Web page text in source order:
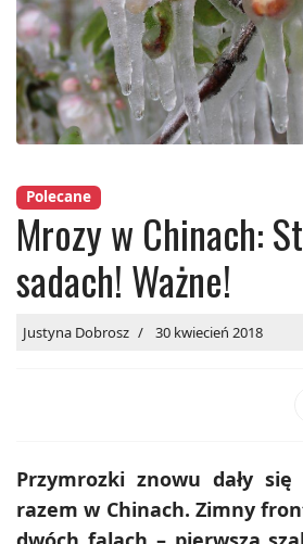
Polecane
Mrozy w Chinach:
sadach! Ważne!
Justyna Dobrosz 30 kwiecień 2018
Przymrozki znowu dały
razem w Chinach. Zimny